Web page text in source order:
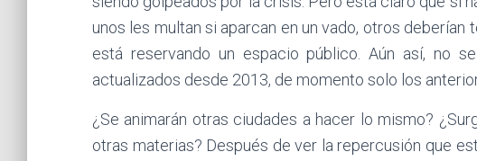
unos les multan si aparcan en un vado, otros
está reservando un espacio público. Aún así, no
actualizados desde 2013, de momento solo los
¿Se animarán otras ciudades a hacer lo mismo?
otras materias? Después de ver la repercusión que